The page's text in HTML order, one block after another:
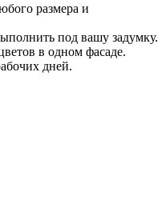
размера и
под вашу задумку.
в одном фасаде.
дней.